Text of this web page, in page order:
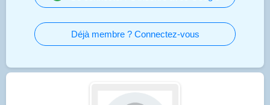
Déjà membre ? Connectez-vous